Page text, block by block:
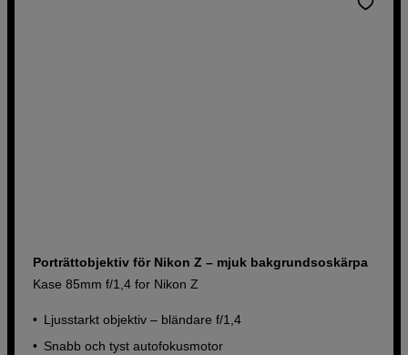
Porträttobjektiv för Nikon Z – mjuk bakgrundsoskärpa
Kase 85mm f/1,4 for Nikon Z
Ljusstarkt objektiv – bländare f/1,4
Snabb och tyst autofokusmotor